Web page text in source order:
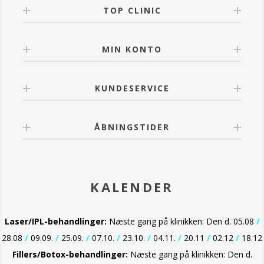
TOP CLINIC
MIN KONTO
KUNDESERVICE
ÅBNINGSTIDER
KALENDER
Laser/IPL-behandlinger: Næste gang på klinikken: Den d. 05.08 /
28.08 / 09.09. / 25.09. / 07.10. / 23.10. / 04.11. / 20.11 / 02.12 / 18.12
Fillers/Botox-behandlinger: Næste gang på klinikken: Den d.